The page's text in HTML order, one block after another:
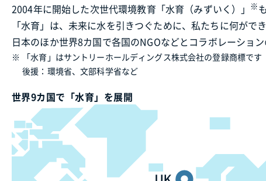
2004年に開始した次世代環境教育「水育（みずいく）」
※
「水育」は、未来に水を引きつぐために、私たちに何が
日本のほか世界8カ国で各国のNGOなどとコラボレーショ
※
「水育」はサントリーホールディングス株式会社の登録商標です
後援：環境省、文部科学省など
世界9カ国で「水育」を展開